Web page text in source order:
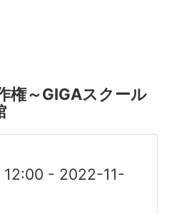
権～GIGAスクール
- 2022-11-